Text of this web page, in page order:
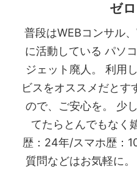
ゼ
普段はWEBコンサル
に活動している パソ
ジェット廃人。 利用
ビスをオススメだとす
ので、ご安心を。 少
てたらとんでもなく
歴：24年/スマホ歴：
質問などはお気軽に